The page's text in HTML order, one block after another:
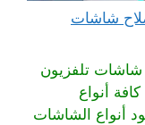
تلفزيونات 55880595 إصلاح شاشات
شاشات تلفزيون
أنواع
أنواع الشاشات